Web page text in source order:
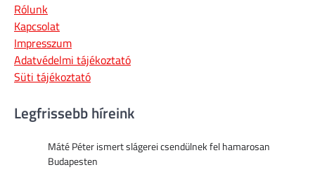
Rólunk
Kapcsolat
Impresszum
Adatvédelmi tájékoztató
Süti tájékoztató
Legfrissebb híreink
Máté Péter ismert slágerei csendülnek fel hamarosan
Budapesten